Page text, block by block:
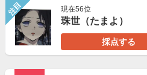
注目 現在56位
珠世（たまよ）
採点する